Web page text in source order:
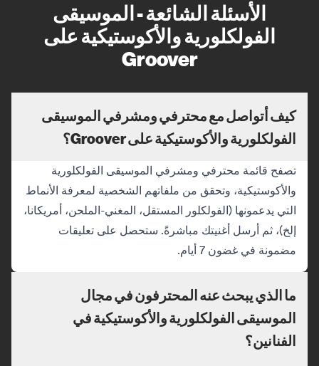
الأسئلة الشائعة - الموسيقى
الفولكلورية والأكوستيكية على
Groover
كيف أتواصل مع محترفي ومشرفي الموسيقى
الفولكلورية والأكوستيكية على Groover؟
تصفح قائمة محترفي ومشرفي الموسيقى الفولكلورية
والأكوستيكية، وتحقق من ملفاتهم الشخصية لمعرفة الأنماط
التي يدعمونها (الفولكلور المستقل، المغني-الملحن، أمريكانا،
إلخ)، ثم أرسل أغنيتك مباشرةً. ستحصل على تعليقات
مضمونة في غضون 7 أيام.
ما الذي يبحث عنه المحترفون في مجال
الموسيقى الفولكلورية والأكوستيكية في
الفنانين؟